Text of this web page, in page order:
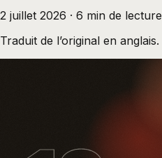
2 juillet 2026 · 6 min de lecture
Traduit de l’original en anglais.